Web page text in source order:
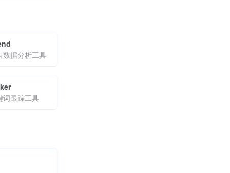
数据分析工具
词跟踪工具